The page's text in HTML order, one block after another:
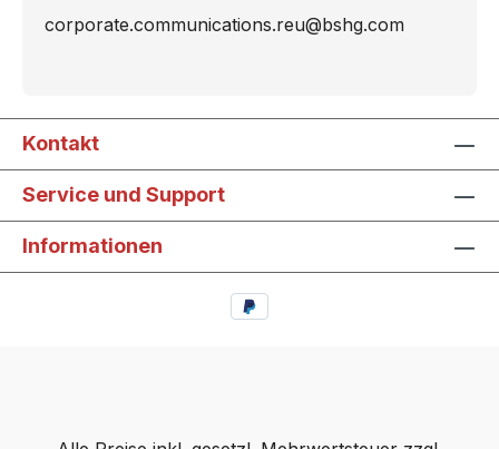
corporate.communications.reu@bshg.com
Kontakt
Service und Support
Informationen